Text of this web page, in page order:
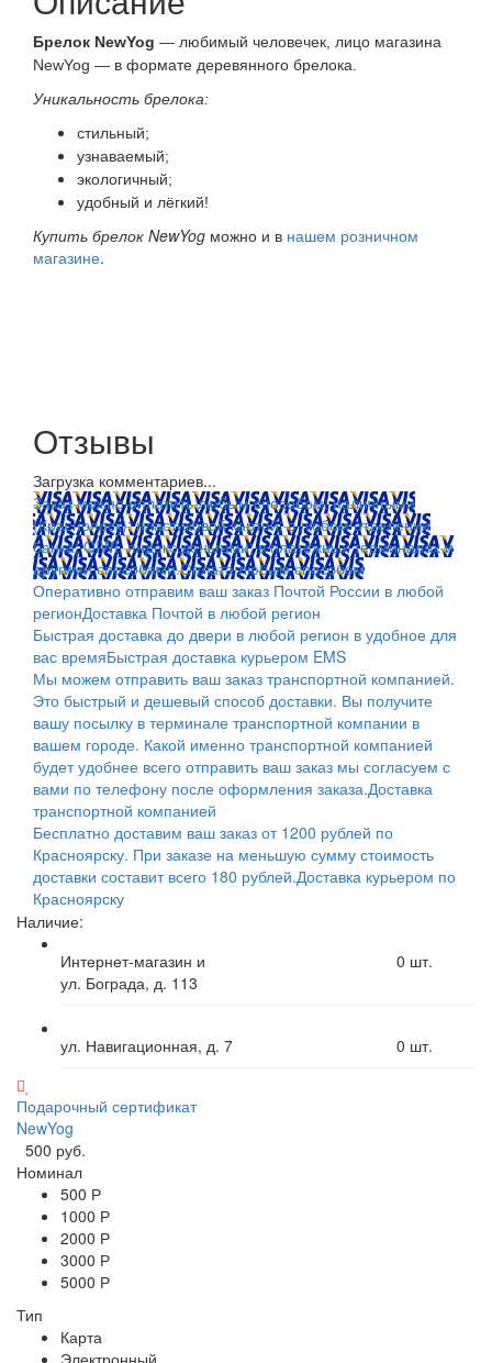
Брелок NewYog — любимый человечек, лицо магазина
NewYog — в формате деревянного брелока.
Уникальность брелока:
стильный;
узнаваемый;
экологичный;
удобный и лёгкий!
Купить брелок NewYog можно и в нашем розничном
магазине.
Отзывы
Загрузка комментариев...
Заказ можно оплатить любым способом: наличными
(Красноярск); пластиковой картой; в любом отделении
банка; QIWI, яндекс.деньгами; в платежных терминалах и
другими способами.Оплата любым способом
Оперативно отправим ваш заказ Почтой России в любой
регионДоставка Почтой в любой регион
Быстрая доставка до двери в любой регион в удобное для
вас времяБыстрая доставка курьером EMS
Мы можем отправить ваш заказ транспортной компанией.
Это быстрый и дешевый способ доставки. Вы получите
вашу посылку в терминале транспортной компании в
вашем городе. Какой именно транспортной компанией
будет удобнее всего отправить ваш заказ мы согласуем с
вами по телефону после оформления заказа.Доставка
транспортной компанией
Бесплатно доставим ваш заказ от 1200 рублей по
Красноярску. При заказе на меньшую сумму стоимость
доставки составит всего 180 рублей.Доставка курьером по
Красноярску
Наличие:
Интернет-магазин и
ул. Бограда, д. 113
0 шт.
ул. Навигационная, д. 7 0 шт.
Подарочный сертификат
NewYog
500 руб.
Номинал
500 Р
1000 Р
2000 Р
3000 Р
5000 Р
Тип
Карта
Электронный